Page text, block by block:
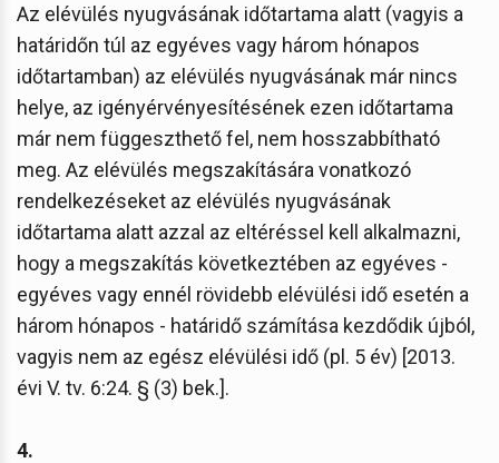
Az elévülés nyugvásának időtartama alatt (vagyis a
határidőn túl az egyéves vagy három hónapos
időtartamban) az elévülés nyugvásának már nincs
helye, az igényérvényesítésének ezen időtartama
már nem függeszthető fel, nem hosszabbítható
meg. Az elévülés megszakítására vonatkozó
rendelkezéseket az elévülés nyugvásának
időtartama alatt azzal az eltéréssel kell alkalmazni,
hogy a megszakítás következtében az egyéves -
egyéves vagy ennél rövidebb elévülési idő esetén a
három hónapos - határidő számítása kezdődik újból,
vagyis nem az egész elévülési idő (pl. 5 év) [2013.
évi V. tv. 6:24. § (3) bek.].
4.